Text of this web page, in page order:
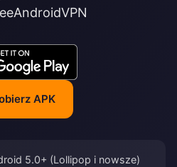
APK
5.0+ (Lollipop i nowsze)